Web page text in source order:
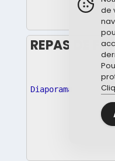
REPAS DE
Diaporama
de